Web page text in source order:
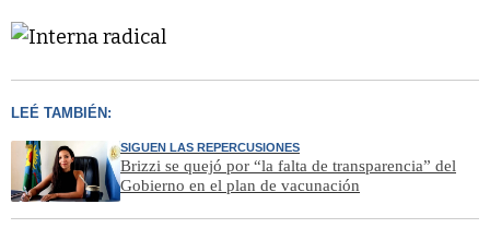
LEÉ TAMBIÉN:
SIGUEN LAS REPERCUSIONES
Brizzi se quejó por “la falta de transparencia” del
Gobierno en el plan de vacunación